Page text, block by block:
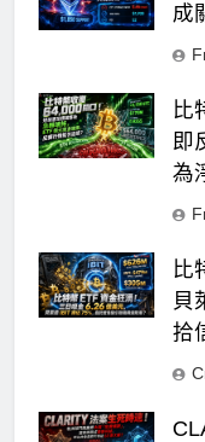
成
比
即
為
比
貝
拾